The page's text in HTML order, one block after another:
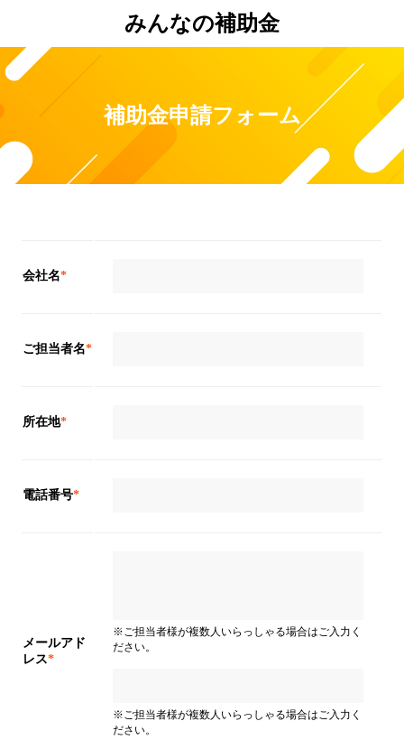
みんなの補助金
補助金申請フォーム
会社名*
ご担当者名*
所在地*
電話番号*
メールアド
レス*
※ご担当者様が複数人いらっしゃる場合はご入力く
ださい。
※ご担当者様が複数人いらっしゃる場合はご入力く
ださい。